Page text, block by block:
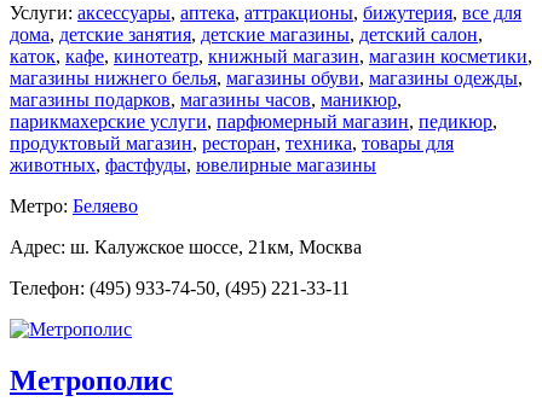
Услуги: аксессуары, аптека, аттракционы, бижутерия, все для
дома, детские занятия, детские магазины, детский салон,
каток, кафе, кинотеатр, книжный магазин, магазин косметики,
магазины нижнего белья, магазины обуви, магазины одежды,
магазины подарков, магазины часов, маникюр,
парикмахерские услуги, парфюмерный магазин, педикюр,
продуктовый магазин, ресторан, техника, товары для
животных, фастфуды, ювелирные магазины
Метро: Беляево
Адрес: ш. Калужское шоссе, 21км, Москва
Телефон: (495) 933-74-50, (495) 221-33-11
Метрополис